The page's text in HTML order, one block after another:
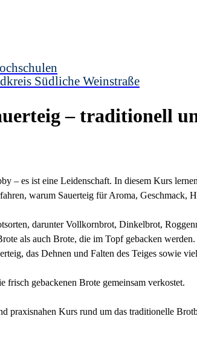
Südliche Weinstraße
– traditionell
– es ist eine Leidenschaft. In diesem Kurs
warum Sauerteig für Aroma, Geschmack,
darunter Vollkornbrot, Dinkelbrot,
als auch Brote, die im Topf gebacken werden.
das Dehnen und Falten des Teiges sowie
frisch gebackenen Brote gemeinsam verkostet.
praxisnahen Kurs rund um das traditionelle